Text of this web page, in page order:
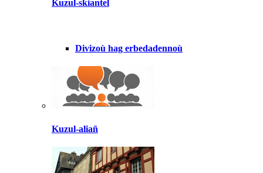
Kuzul-skiantel
Divizoù hag erbedadennoù
Kuzul-aliañ